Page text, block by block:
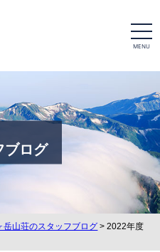
t
o
g
l
n
a
v
g
a
o
n
ブログ
岳山荘のスタッフブログ > 2022年度